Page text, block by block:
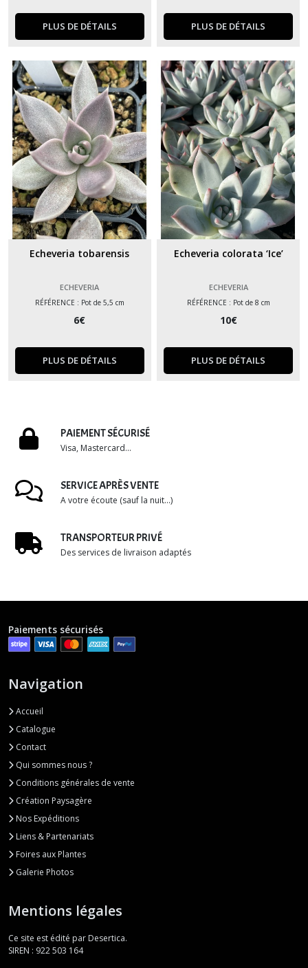
PLUS DE DÉTAILS PLUS DE DÉTAILS
Echeveria tobarensis
ECHEVERIA
RÉFÉRENCE : Pot de 5,5 cm
6€
PLUS DE DÉTAILS
Echeveria colorata ‘Ice’
ECHEVERIA
RÉFÉRENCE : Pot de 8 cm
10€
PLUS DE DÉTAILS
PAIEMENT SÉCURISÉ
Visa, Mastercard...
SERVICE APRÈS VENTE
A votre écoute (sauf la nuit...)
TRANSPORTEUR PRIVÉ
Des services de livraison adaptés
Paiements sécurisés
Navigation
Accueil
Catalogue
Contact
Qui sommes nous ?
Conditions générales de vente
Création Paysagère
Nos Expéditions
Liens & Partenariats
Foires aux Plantes
Galerie Photos
Mentions légales
Ce site est édité par Desertica.
SIREN : 922 503 164